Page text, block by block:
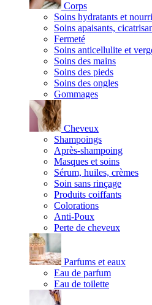
Corps
Soins hydratants et
Soins apaisants,
Fermeté
Soins anticellulite et
Soins des mains
Soins des pieds
Soins des ongles
Gommages
Cheveux
Shampoings
Après-shampoing
Masques et soins
Sérum, huiles, crèmes
Soin sans rinçage
Produits coiffants
Colorations
Anti-Poux
Perte de cheveux
Parfums et eaux
Eau de parfum
Eau de toilette